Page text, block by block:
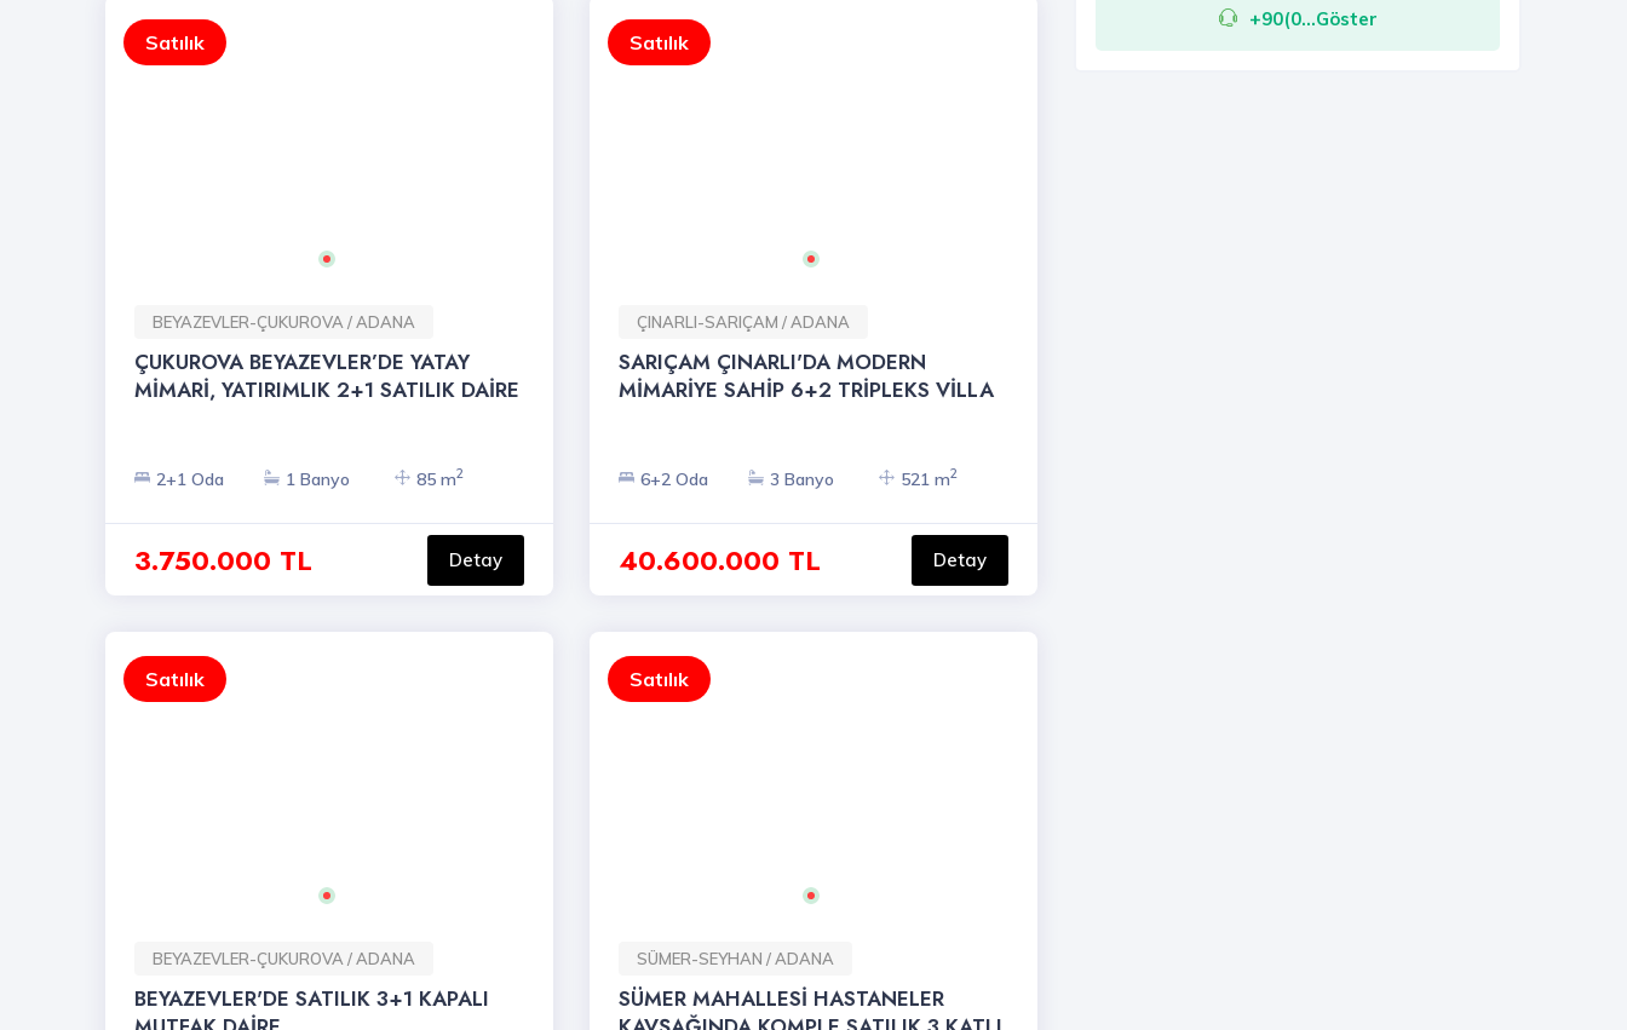
Satılık
BEYAZEVLER-ÇUKUROVA / ADANA
ÇUKUROVA BEYAZEVLER’DE YATAY
MİMARİ, YATIRIMLIK 2+1 SATILIK DAİRE
2+1 Oda 1 Banyo 85 m2
3.750.000 TL Detay
Satılık
ÇINARLI-SARIÇAM / ADANA
SARIÇAM ÇINARLI'DA MODERN
MİMARİYE SAHİP 6+2 TRİPLEKS VİLLA
6+2 Oda 3 Banyo 521 m2
40.600.000 TL Detay
Satılık
BEYAZEVLER-ÇUKUROVA / ADANA
BEYAZEVLER'DE SATILIK 3+1 KAPALI
Satılık
SÜMER-SEYHAN / ADANA
SÜMER MAHALLESİ HASTANELER
+90(0...Göster